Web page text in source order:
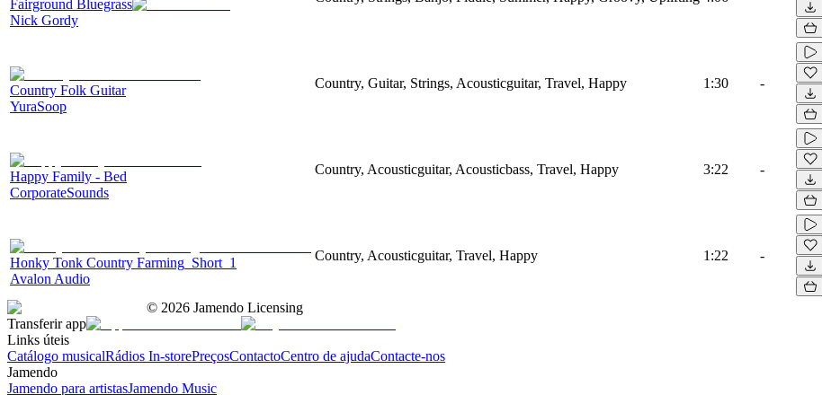
Fairground Bluegrass
Nick Gordy
Country Folk Guitar
YuraSoop
Country, Guitar, Strings, Acousticguitar, Travel, Happy 1:30 -
Happy Family - Bed
CorporateSounds
Country, Acousticguitar, Acousticbass, Travel, Happy 3:22 -
Honky Tonk Country Farming_Short_1
Avalon Audio
Country, Acousticguitar, Travel, Happy 1:22 -
© 2026 Jamendo Licensing
Transferir app
Links úteis
Catálogo musicalRádios In-storePreçosContactoCentro de ajudaContacte-nos
Jamendo
Jamendo para artistasJamendo Music